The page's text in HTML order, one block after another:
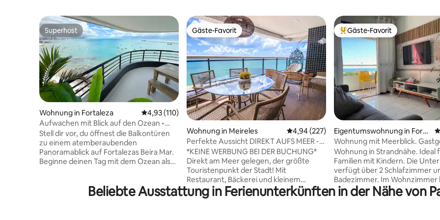
Superhost
Superhost
Wohnung in Fortaleza Durchschnittliche Bewertung: 4,93 von 5, 110 Bewertungen
4,93 (110)
Aufwachen mit Blick auf den Ozean •
2 Suiten • Hotel
Stell dir vor, du öffnest die Balkontüren
zu einem atemberaubenden
Panoramablick auf Fortalezas Beira Mar.
Beginne deinen Tag mit dem Ozean als
Uferpromenade die Skyline in eine
atemberaubende nächtliche Kulisse
Gäste-Favorit
Gäste-Favorit
Wohnung in Meireles Durchschnittliche Bewertung: 4,94 von 5,
4,94 (227)
Perfekte Aussicht DIREKT AUFS MEER -
Landscape 16. Stock
*KEINE WERBUNG BEI DER BUCHUNG*
Direkt am Meer gelegen, der größte
Touristenpunkt der Stadt! Mit
Restaurant, Bäckerei und kleinem
Supermarkt in der Wohnanlage, in der
Nähe von Banken, Restaurants,
Beliebter Gäste-Favorit.
Gäste-Favorit
Eigentumswohnung in Forta
leza
Wohnung mit Meerblick.
Silva
Wohnung in Strandnähe. Ideal
Familien mit Kindern. Die
verfügt über 2 Schlafzimmer
Badezimmer. Im
sich ein Schlafsofa, auf dem 2
schlafen können. Wir haben
Beliebte Ausstattung in Ferienunterkünften in der Nähe von